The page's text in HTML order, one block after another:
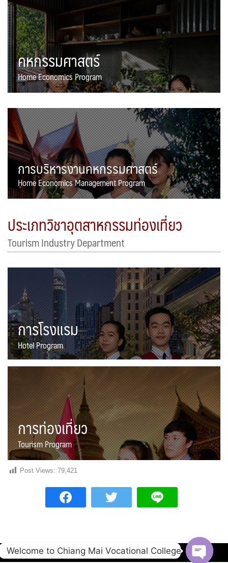
คหกรรมศาสตร์
Home Economics Program
การบริหารงานคหกรรมศาสตร์
Home Economics Management Program
ประเภทวิชาอุตสาหกรรมท่องเที่ยว
Tourism Industry Department
การโรงแรม
Hotel Program
การท่องเที่ยว
Tourism Program
Post Views: 79,421
Copyright © 2020 Chiang Mai Vocational College.
Welcome to Chiang Mai Vocational College